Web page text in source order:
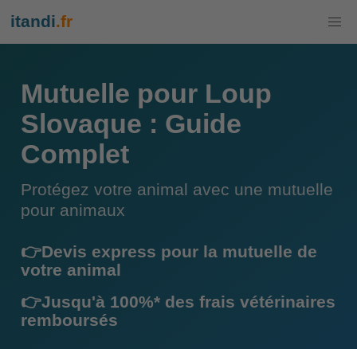
itandi.fr
Mutuelle pour Loup
Slovaque : Guide
Complet
Protégez votre animal avec une mutuelle
pour animaux
👉Devis express pour la mutuelle de
votre animal
👉Jusqu'à 100%* des frais vétérinaires
remboursés